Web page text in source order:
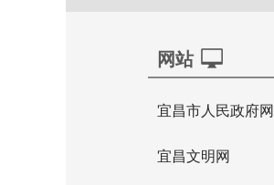
网站
宜昌市人民政府网
宜昌文明网